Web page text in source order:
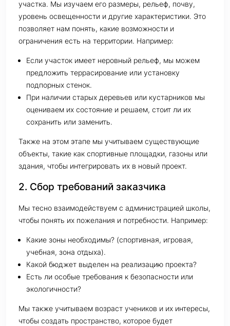
участка. Мы изучаем его размеры, рельеф, почву,
уровень освещенности и другие характеристики. Это
позволяет нам понять, какие возможности и
ограничения есть на территории. Например:
Если участок имеет неровный рельеф, мы можем
предложить террасирование или установку
подпорных стенок.
При наличии старых деревьев или кустарников мы
оцениваем их состояние и решаем, стоит ли их
сохранить или заменить.
Также на этом этапе мы учитываем существующие
объекты, такие как спортивные площадки, газоны или
здания, чтобы интегрировать их в новый проект.
2. Сбор требований заказчика
Мы тесно взаимодействуем с администрацией школы,
чтобы понять их пожелания и потребности. Например:
Какие зоны необходимы? (спортивная, игровая,
учебная, зона отдыха).
Какой бюджет выделен на реализацию проекта?
Есть ли особые требования к безопасности или
экологичности?
Мы также учитываем возраст учеников и их интересы,
чтобы создать пространство, которое будет